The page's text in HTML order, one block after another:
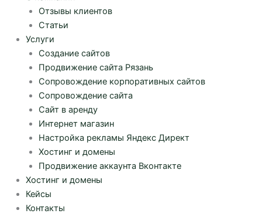
Отзывы клиентов
Статьи
Услуги
Создание сайтов
Продвижение сайта Рязань
Сопровождение корпоративных сайтов
Сопровождение сайта
Сайт в аренду
Интернет магазин
Настройка рекламы Яндекс Директ
Хостинг и домены
Продвижение аккаунта Вконтакте
Хостинг и домены
Кейсы
Контакты